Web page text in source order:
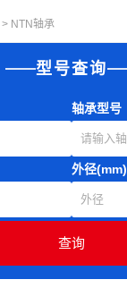
> NTN轴承
型号查询
轴承型号
外径(mm)